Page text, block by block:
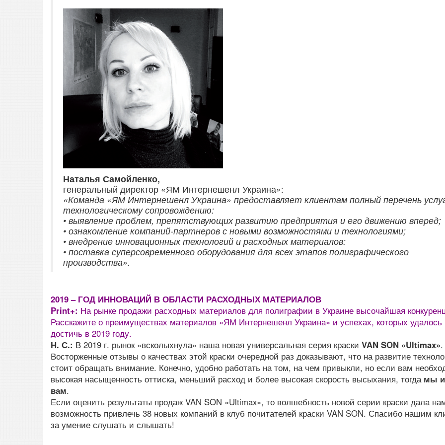
Наталья Самойленко,
генеральный директор «ЯМ Интернешенл Украина»:
«Команда «ЯМ Интернешенл Украина» предоставляет клиентам полный перечень
технологическому сопровождению:
• выявление проблем, препятствующих развитию предприятия и его движению вперед;
• ознакомление компаний-партнеров с новыми возможностями и технологиями;
• внедрение инновационных технологий и расходных материалов:
• поставка суперсовременного оборудования для всех этапов полиграфического
производства».
2019 – ГОД ИННОВАЦИЙ В ОБЛАСТИ РАСХОДНЫХ МАТЕРИАЛОВ
Print+: На рынке продажи расходных материалов для полиграфии в Украине высочайшая
Расскажите о преимуществах материалов «ЯМ Интернешенл Украина» и успехах, которых удалось
достичь в 2019 году.
Н. С.: В 2019 г. рынок «всколыхнула» наша новая универсальная серия краски VAN SON «Ultimax».
Восторженные отзывы о качествах этой краски очередной раз доказывают, что на развитие
стоит обращать внимание. Конечно, удобно работать на том, на чем привыкли, но если вам
высокая насыщенность оттиска, меньший расход и более высокая скорость высыхания, тогда мы
вам.
Если оценить результаты продаж VAN SON «Ultimax», то волшебность новой серии краски дала
возможность привлечь 38 новых компаний в клуб почитателей краски VAN SON. Спасибо нашим
за умение слушать и слышать!